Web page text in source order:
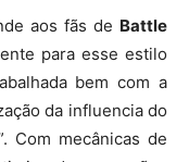
aos fãs de Battle
para esse estilo
bem com a
da influencia do
Com mecânicas de